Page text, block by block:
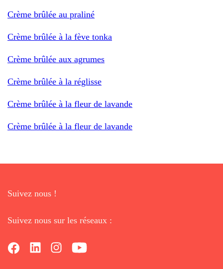
Crème brûlée au praliné
Crème brûlée à la fève tonka
Crème brûlée aux agrumes
Crème brûlée à la réglisse
Crème brûlée à la fleur de lavande
Crème brûlée à la fleur de lavande
Suivez nous !
Suivez nous sur les réseaux :